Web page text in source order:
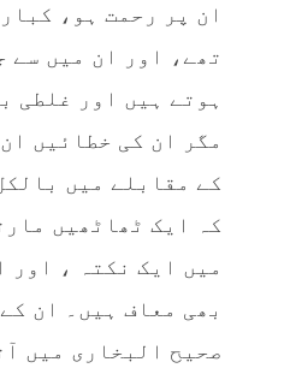
ان پر رحمت ہو،
تھے، اور ان میں سے
ہوتے ہیں اور غلطی
مگر ان کی خطائیں
کے مقابلے میں
کہ ایک ٹھاٹھیں
میں ایک نکتہ ، اور
بھی معاف ہیں۔ ان
صحیح البخاری میں